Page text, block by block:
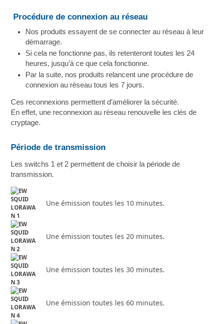
Procédure de connexion au réseau
Nos produits essayent de se connecter au réseau à leur
démarrage.
Si cela ne fonctionne pas, ils retenteront toutes les 24
heures, jusqu’à ce que cela fonctionne.
Par la suite, nos produits relancent une procédure de
connexion au réseau tous les 7 jours.
Ces reconnexions permettent d’améliorer la sécurité.
En effet, une reconnexion au réseau renouvelle les clés de
cryptage.
Période de transmission
Les switchs 1 et 2 permettent de choisir la période de
transmission.
Une émission toutes les 10 minutes.
Une émission toutes les 20 minutes.
Une émission toutes les 30 minutes.
Une émission toutes les 60 minutes.